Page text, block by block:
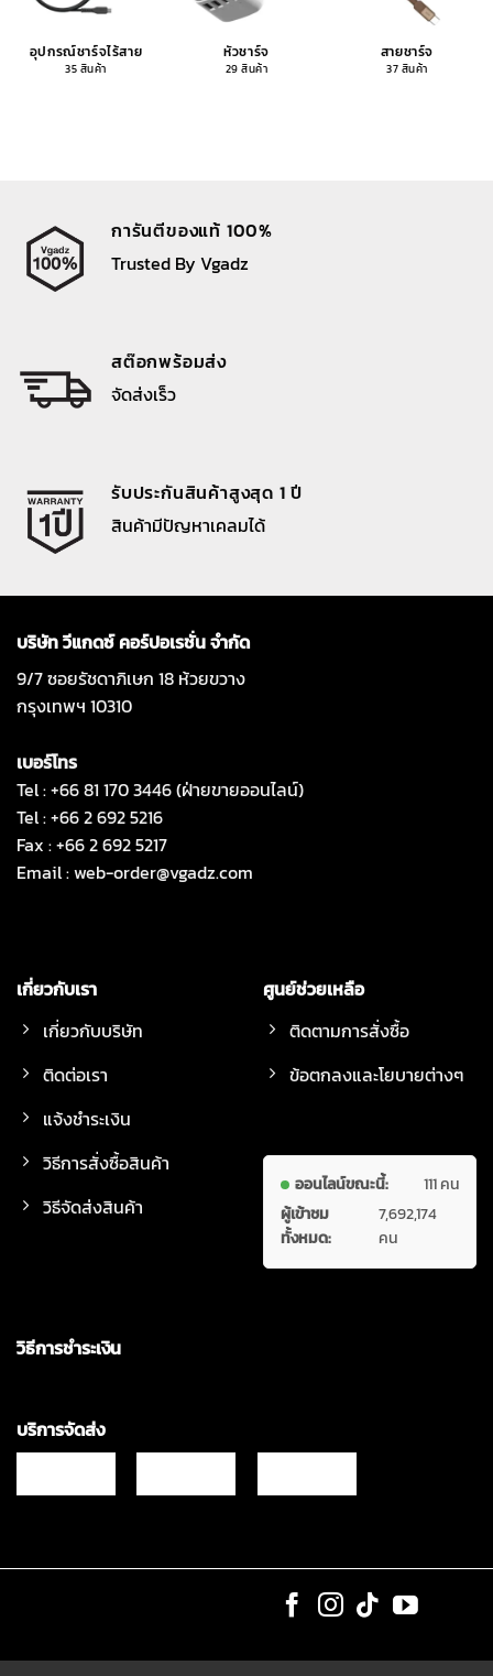
อุปกรณ์ชาร์จไร้สาย
35 สินค้า
หัวชาร์จ
29 สินค้า
สายชาร์จ
37 สินค้า
การันตีของแท้ 100%
Trusted By Vgadz
สต๊อกพร้อมส่ง
จัดส่งเร็ว
รับประกันสินค้าสูงสุด 1 ปี
สินค้ามีปัญหาเคลมได้
บริษัท วีแกดซ์ คอร์ปอเรชั่น จำกัด
9/7 ซอยรัชดาภิเษก 18 ห้วยขวาง
กรุงเทพฯ 10310
เบอร์โทร
Tel : +66 81 170 3446 (ฝ่ายขายออนไลน์)
Tel : +66 2 692 5216
Fax : +66 2 692 5217
Email :web-order@vgadz.com
เกี่ยวกับเรา
เกี่ยวกับบริษัท
ติดต่อเรา
แจ้งชำระเงิน
วิธีการสั่งซื้อสินค้า
วิธีจัดส่งสินค้า
ศูนย์ช่วยเหลือ
ติดตามการสั่งซื้อ
ข้อตกลงและโยบายต่างๆ
ออนไลน์ขณะนี้:
111 คน
ผู้เข้าชม
ทั้งหมด:
7,692,174
คน
วิธีการชำระเงิน
บริการจัดส่ง